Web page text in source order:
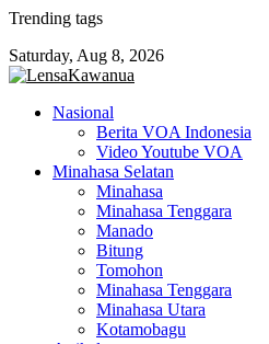
Skip
content
Trending tags
Saturday, Aug 8, 2026
Nasional
Berita VOA Indonesia
Video Youtube VOA
Minahasa Selatan
Minahasa
Minahasa Tenggara
Manado
Bitung
Tomohon
Minahasa Tenggara
Minahasa Utara
Kotamobagu